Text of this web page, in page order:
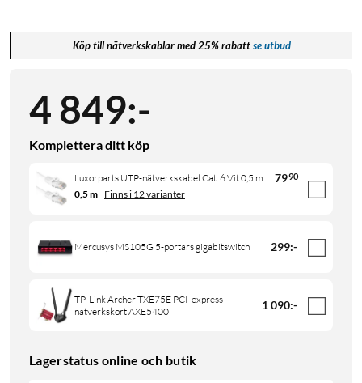
Köp till nätverkskablar med 25% rabattse utbud
4 849:-
Komplettera ditt köp
Luxorparts UTP-nätverkskabel Cat. 6 Vit 0,5 m 7990
0,5 m Finns i 12 varianter
Mercusys MS105G 5-portars gigabitswitch 299:-
TP-Link Archer TXE75E PCI-express-
nätverkskort AXE5400
1 090:-
Lagerstatus online och butik